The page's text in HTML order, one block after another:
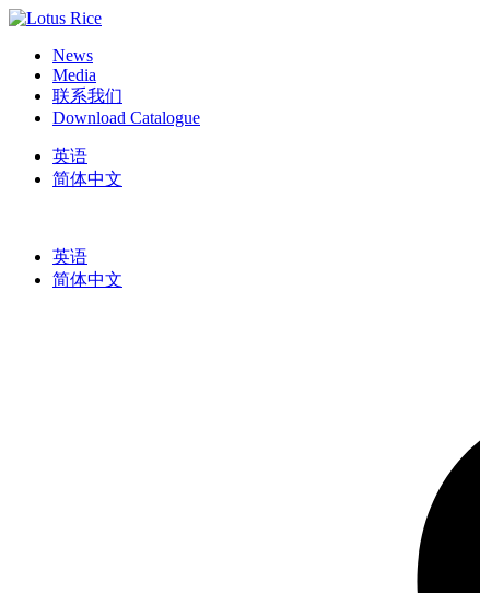
News
Media
联系我们
Download Catalogue
英语
简体中文
英语
简体中文